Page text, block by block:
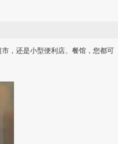
，还是小型便利店、餐馆，您都可